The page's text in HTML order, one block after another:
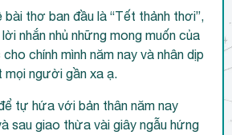
thơ ban đầu là “Tết thảnh thơi”,
nhắn nhủ những mong muốn của
chính mình năm nay và nhân dịp
người gần xa ạ.
tự hứa với bản thân năm nay
sau giao thừa vài giây ngẫu hứng